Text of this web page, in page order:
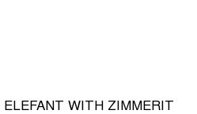
WITH ZIMMERIT